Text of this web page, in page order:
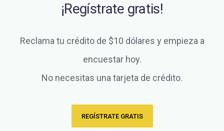
¡Regístrate gratis!
Reclama tu crédito de $10 dólares y empieza a
encuestar hoy.
No necesitas una tarjeta de crédito.
REGÍSTRATE GRATIS